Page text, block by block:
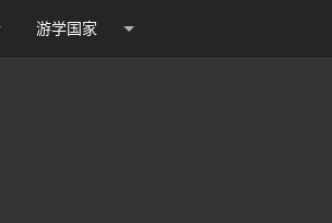
游学国家